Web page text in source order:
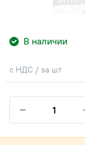
В наличии
с НДС / за шт
−